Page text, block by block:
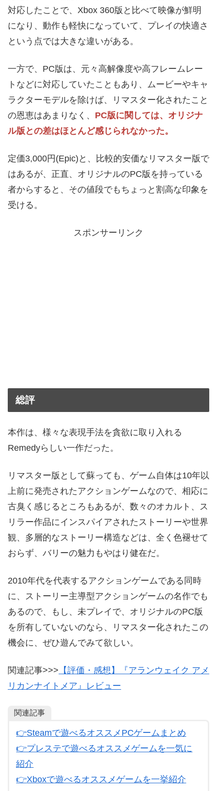
対応したことで、Xbox 360版と比べて映像が鮮明
になり、動作も軽快になっていて、プレイの快適さ
という点では大きな違いがある。
一方で、PC版は、元々高解像度や高フレームレー
トなどに対応していたこともあり、ムービーやキャ
ラクターモデルを除けば、リマスター化されたこと
の恩恵はあまりなく、 PC版に関しては、オリジナ
ル版との差はほとんど感じられなかった。
定価3,000円(Epic)と、比較的安価なリマスター版で
はあるが、正直、オリジナルのPC版を持っている
者からすると、その値段でもちょっと割高な印象を
受ける。
スポンサーリンク
総評
本作は、様々な表現手法を貪欲に取り入れる
Remedyらしい一作だった。
リマスター版として蘇っても、ゲーム自体は10年以
上前に発売されたアクションゲームなので、相応に
古臭く感じるところもあるが、数々のオカルト、ス
リラー作品にインスパイアされたストーリーや世界
観、多層的なストーリー構造などは、全く色褪せて
おらず、バリーの魅力もやはり健在だ。
2010年代を代表するアクションゲームである同時
に、ストーリー主導型アクションゲームの名作でも
あるので、もし、未プレイで、オリジナルのPC版
を所有していないのなら、リマスター化されたこの
機会に、ぜひ遊んでみて欲しい。
関連記事>>> 【評価・感想】『アランウェイク アメ
リカンナイトメア』レビュー
関連記事
👉Steamで遊べるオススメPCゲームまとめ
👉プレステで遊べるオススメゲームを一気に
紹介
👉Xboxで遊べるオススメゲームを一挙紹介